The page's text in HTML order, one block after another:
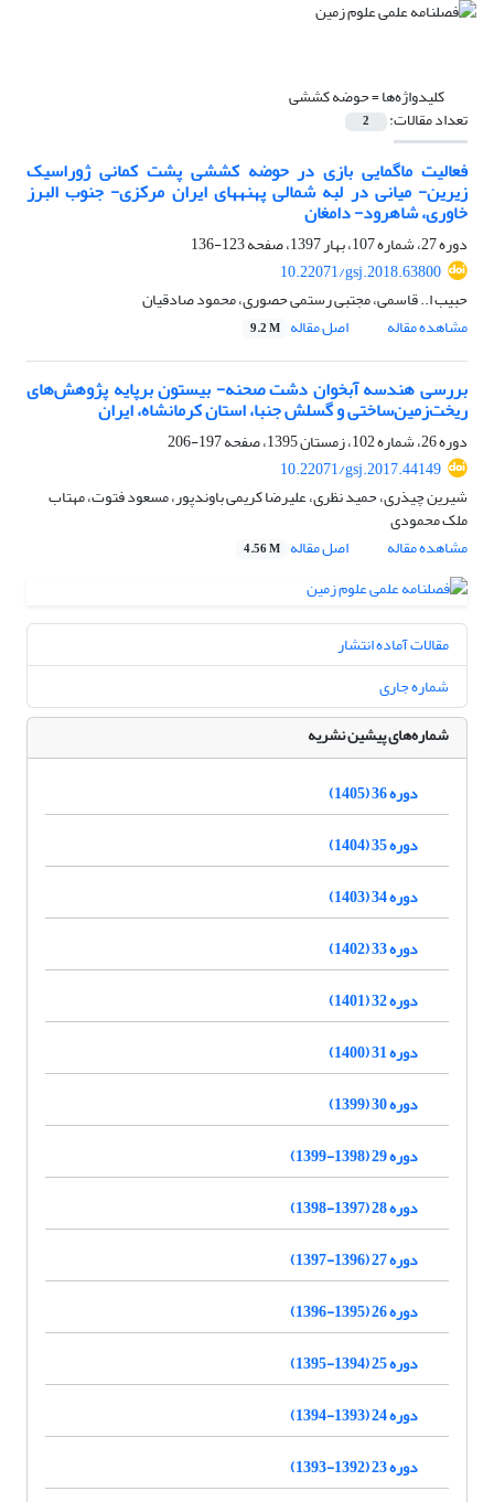
کلیدواژه‌ها =حوضه کششی
تعداد مقالات: 2
فعالیت ماگمایی بازی در حوضه کششی پشت کمانی ژوراسیک
زیرین- میانی در لبه شمالی پهنه‎های ایران مرکزی- جنوب البرز
خاوری، شاهرود- دامغان
دوره 27، شماره 107، بهار 1397، صفحه
123-136
10.22071/gsj.2018.63800
حبیب ا.. قاسمی، مجتبی رستمی حصوری، محمود صادقیان
مشاهده مقاله
اصل مقاله 9.2 M
بررسی هندسه آبخوان دشت صحنه- ‌بیستون برپایه پژوهش‌های
ریخت‌زمین‌ساختی و گسلش جنبا، استان کرمانشاه، ایران
دوره 26، شماره 102، زمستان 1395، صفحه
197-206
10.22071/gsj.2017.44149
شیرین چیذری، حمید نظری، علیرضا کریمی باوندپور، مسعود فتوت، مهتاب
ملک محمودی
مشاهده مقاله
اصل مقاله 4.56 M
مقالات آماده انتشار
شماره جاری
شماره‌های پیشین نشریه
دوره 36 (1405)
دوره 35 (1404)
دوره 34 (1403)
دوره 33 (1402)
دوره 32 (1401)
دوره 31 (1400)
دوره 30 (1399)
دوره 29 (1398-1399)
دوره 28 (1397-1398)
دوره 27 (1396-1397)
دوره 26 (1395-1396)
دوره 25 (1394-1395)
دوره 24 (1393-1394)
دوره 23 (1392-1393)